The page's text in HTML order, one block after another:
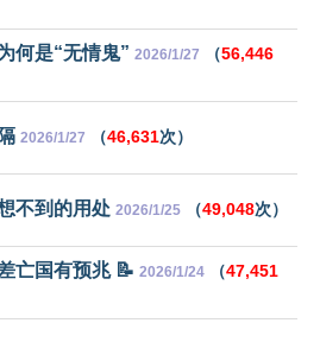
何是“无情鬼” 2026/1/27 （56,446
2026/1/27 （46,631次）
不到的用处 2026/1/25 （49,048次）
亡国有预兆 📝 2026/1/24 （47,451